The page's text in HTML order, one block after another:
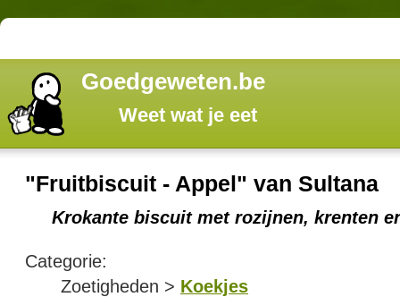
Goedgeweten.be
Weet wat je eet
"Fruitbiscuit - Appel" van Sultana
Krokante biscuit met rozijnen, krenten
Categorie:
Zoetigheden > Koekjes